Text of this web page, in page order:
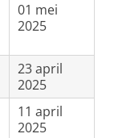
01 mei
2025
23 april
2025
11 april
2025